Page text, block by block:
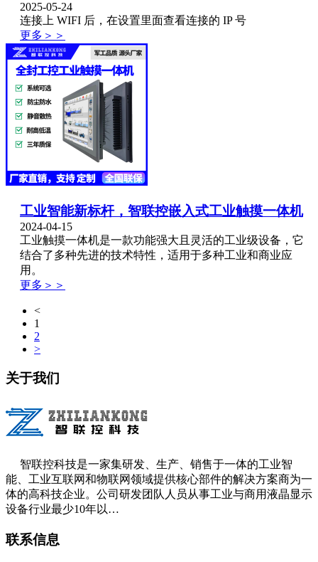
2025-05-24
连接上 WIFI 后，在设置里面查看连接的 IP 号
更多＞＞
工业智能新标杆，智联控嵌入式工业触摸一体机
2024-04-15
工业触摸一体机是一款功能强大且灵活的工业级设备，它
结合了多种先进的技术特性，适用于多种工业和商业应
用。
更多＞＞
<
1
2
>
关于我们
智联控科技是一家集研发、生产、销售于一体的工业智
能、工业互联网和物联网领域提供核心部件的解决方案商为一
体的高科技企业。公司研发团队人员从事工业与商用液晶显示
设备行业最少10年以…
联系信息